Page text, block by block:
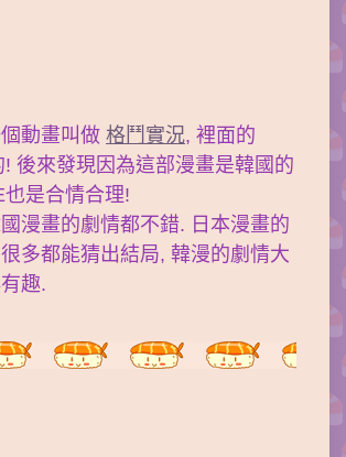
動畫叫做 格鬥實況, 裡面的
! 後來發現因為這部漫畫是韓國的
是合情合理!
漫畫的劇情都不錯. 日本漫畫的
多都能猜出結局, 韓漫的劇情大
趣.